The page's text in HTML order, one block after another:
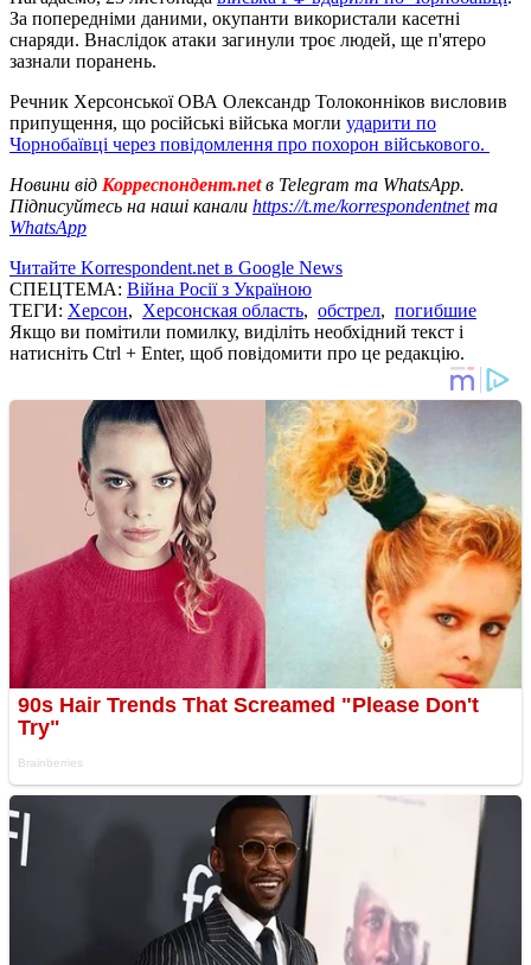
За попередніми даними, окупанти використали касетні
снаряди. Внаслідок атаки загинули троє людей, ще п'ятеро
зазнали поранень.
Речник Херсонської ОВА Олександр Толоконніков висловив
припущення, що російські війська могли ударити по
Чорнобаївці через повідомлення про похорон військового.
Новини від Корреспондент.netв Telegram та WhatsApp.
Підписуйтесь на наші канали https://t.me/korrespondentnetта
WhatsApp
Читайте Korrespondent.net в Google News
СПЕЦТЕМА: Війна Росії з Україною
ТЕГИ: Херсон, Херсонская область, обстрел, погибшие
Якщо ви помітили помилку, виділіть необхідний текст і
натисніть Ctrl + Enter, щоб повідомити про це редакцію.